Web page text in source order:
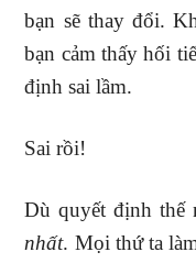
bạn sẽ thay đổi.
bạn cảm thấy hối
định sai lầm.
Sai rồi!
Dù quyết định thế
nhất. Mọi thứ ta